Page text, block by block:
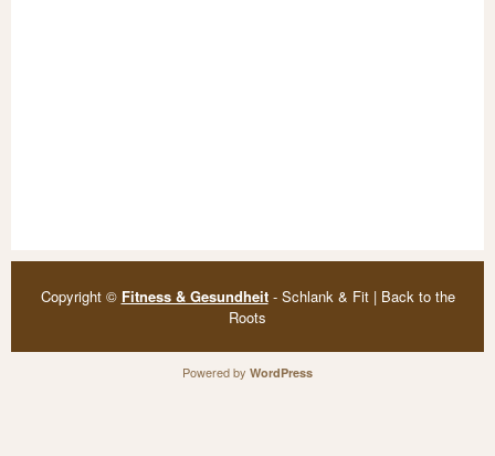
Copyright © Fitness & Gesundheit- Schlank & Fit | Back to the
Roots
Powered by WordPress